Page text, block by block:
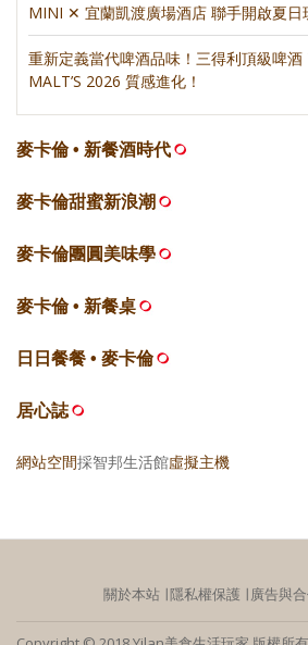
MINI ✕ 宜蘭凱渡廣場酒店 聯手開啟夏日
重新定義當代啤酒品味！三得利頂級啤
MALT’S 2026 質感進化！
麥卡倫 • 新餐酒時代
麥卡倫甜蜜新浪潮
麥卡倫團圓美味學
麥卡倫 • 新餐桌
日日餐餐 • 麥卡倫
居心誌
網站空間採智邦生活館虛擬主機
關於本站 ∣隱私權保護 ∣廣告與